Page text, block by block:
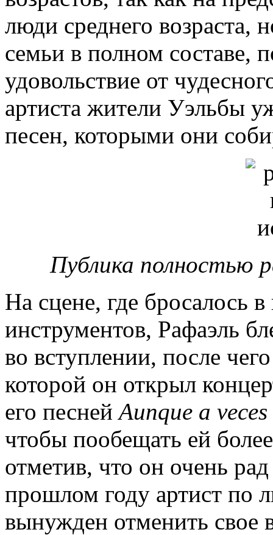
люди среднего возраста,
семьи в полном составе,
удовольствие от
артиста жители Уэльбы
песен, которыми они
Публика полностью
На сцене, где бросалось
инструментов, Рафаэль
во вступлении, после
которой он открыл
его песнейAunque a veces
чтобы пообещать ей
отметив, что он очень
прошлом году артист по
вынужден отменить свое